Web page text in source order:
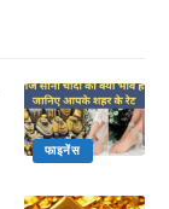
फाइनेंस